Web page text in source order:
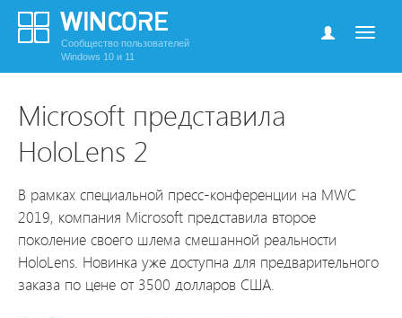
Сообщество пользователей
Windows 10 и 11
Microsoft представила
HoloLens 2
В рамках специальной пресс-конференции на MWC
2019, компания Microsoft представила второе
поколение своего шлема смешанной реальности
HoloLens. Новинка уже доступна для предварительного
заказа по цене от 3500 долларов США.